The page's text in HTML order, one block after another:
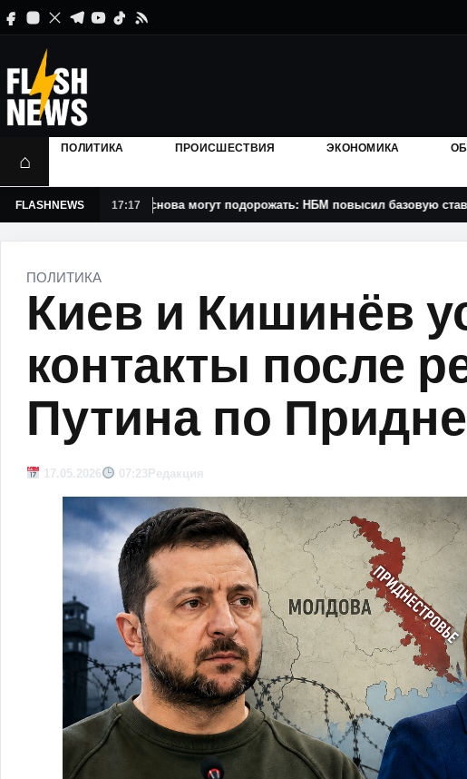
⌂
ПОЛИТИКА ПРОИСШЕСТВИЯ ЭКОНОМИКА
FLASHNEWS 17:17
Кредиты снова могут подорожать: НБМ повысил базовую ставку до 7,5%
ПОЛИТИКА
Киев и Кишинёв
контакты после
Путина по
17.05.2026 07:23 Редакция